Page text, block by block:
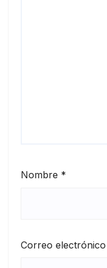
Nombre *
Correo electrónico